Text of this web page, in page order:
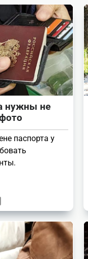
нужны не
паспорта у